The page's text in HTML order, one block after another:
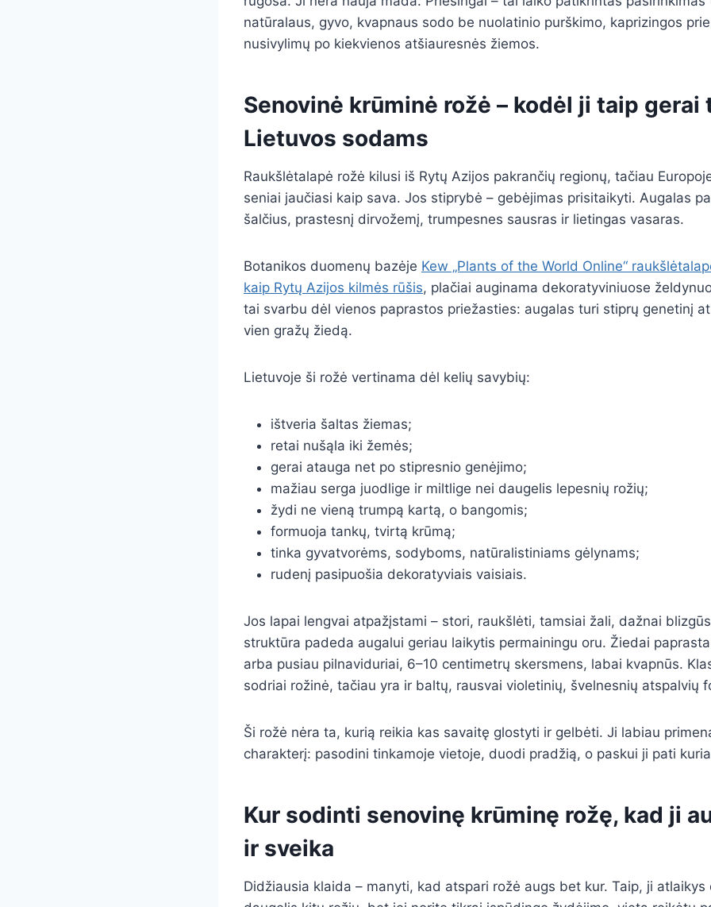
natūralaus, gyvo, kvapnaus sodo be nuolatinio purškimo, kaprizingos
nusivylimų po kiekvienos atšiauresnės žiemos.
Senovinė krūminė rožė – kodėl ji taip gerai
Lietuvos sodams
Raukšlėtalapė rožė kilusi iš Rytų Azijos pakrančių regionų, tačiau
seniai jaučiasi kaip sava. Jos stiprybė – gebėjimas prisitaikyti. Augalas
šalčius, prastesnį dirvožemį, trumpesnes sausras ir lietingas vasaras.
Botanikos duomenų bazėje Kew „Plants of the World Online“
kaip Rytų Azijos kilmės rūšis, plačiai auginama dekoratyviniuose
tai svarbu dėl vienos paprastos priežasties: augalas turi stiprų genetinį
vien gražų žiedą.
Lietuvoje ši rožė vertinama dėl kelių savybių:
ištveria šaltas žiemas;
retai nušąla iki žemės;
gerai atauga net po stipresnio genėjimo;
mažiau serga juodlige ir miltlige nei daugelis lepesnių rožių;
žydi ne vieną trumpą kartą, o bangomis;
formuoja tankų, tvirtą krūmą;
tinka gyvatvorėms, sodyboms, natūralistiniams gėlynams;
rudenį pasipuošia dekoratyviais vaisiais.
Jos lapai lengvai atpažįstami – stori, raukšlėti, tamsiai žali, dažnai
struktūra padeda augalui geriau laikytis permainingu oru. Žiedai
arba pusiau pilnaviduriai, 6–10 centimetrų skersmens, labai kvapnūs.
sodriai rožinė, tačiau yra ir baltų, rausvai violetinių, švelnesnių atspalvių
Ši rožė nėra ta, kurią reikia kas savaitę glostyti ir gelbėti. Ji labiau
charakterį: pasodini tinkamoje vietoje, duodi pradžią, o paskui ji pati
Kur sodinti senovinę krūminę rožę, kad ji
ir sveika
Didžiausia klaida – manyti, kad atspari rožė augs bet kur. Taip, ji atlaikys